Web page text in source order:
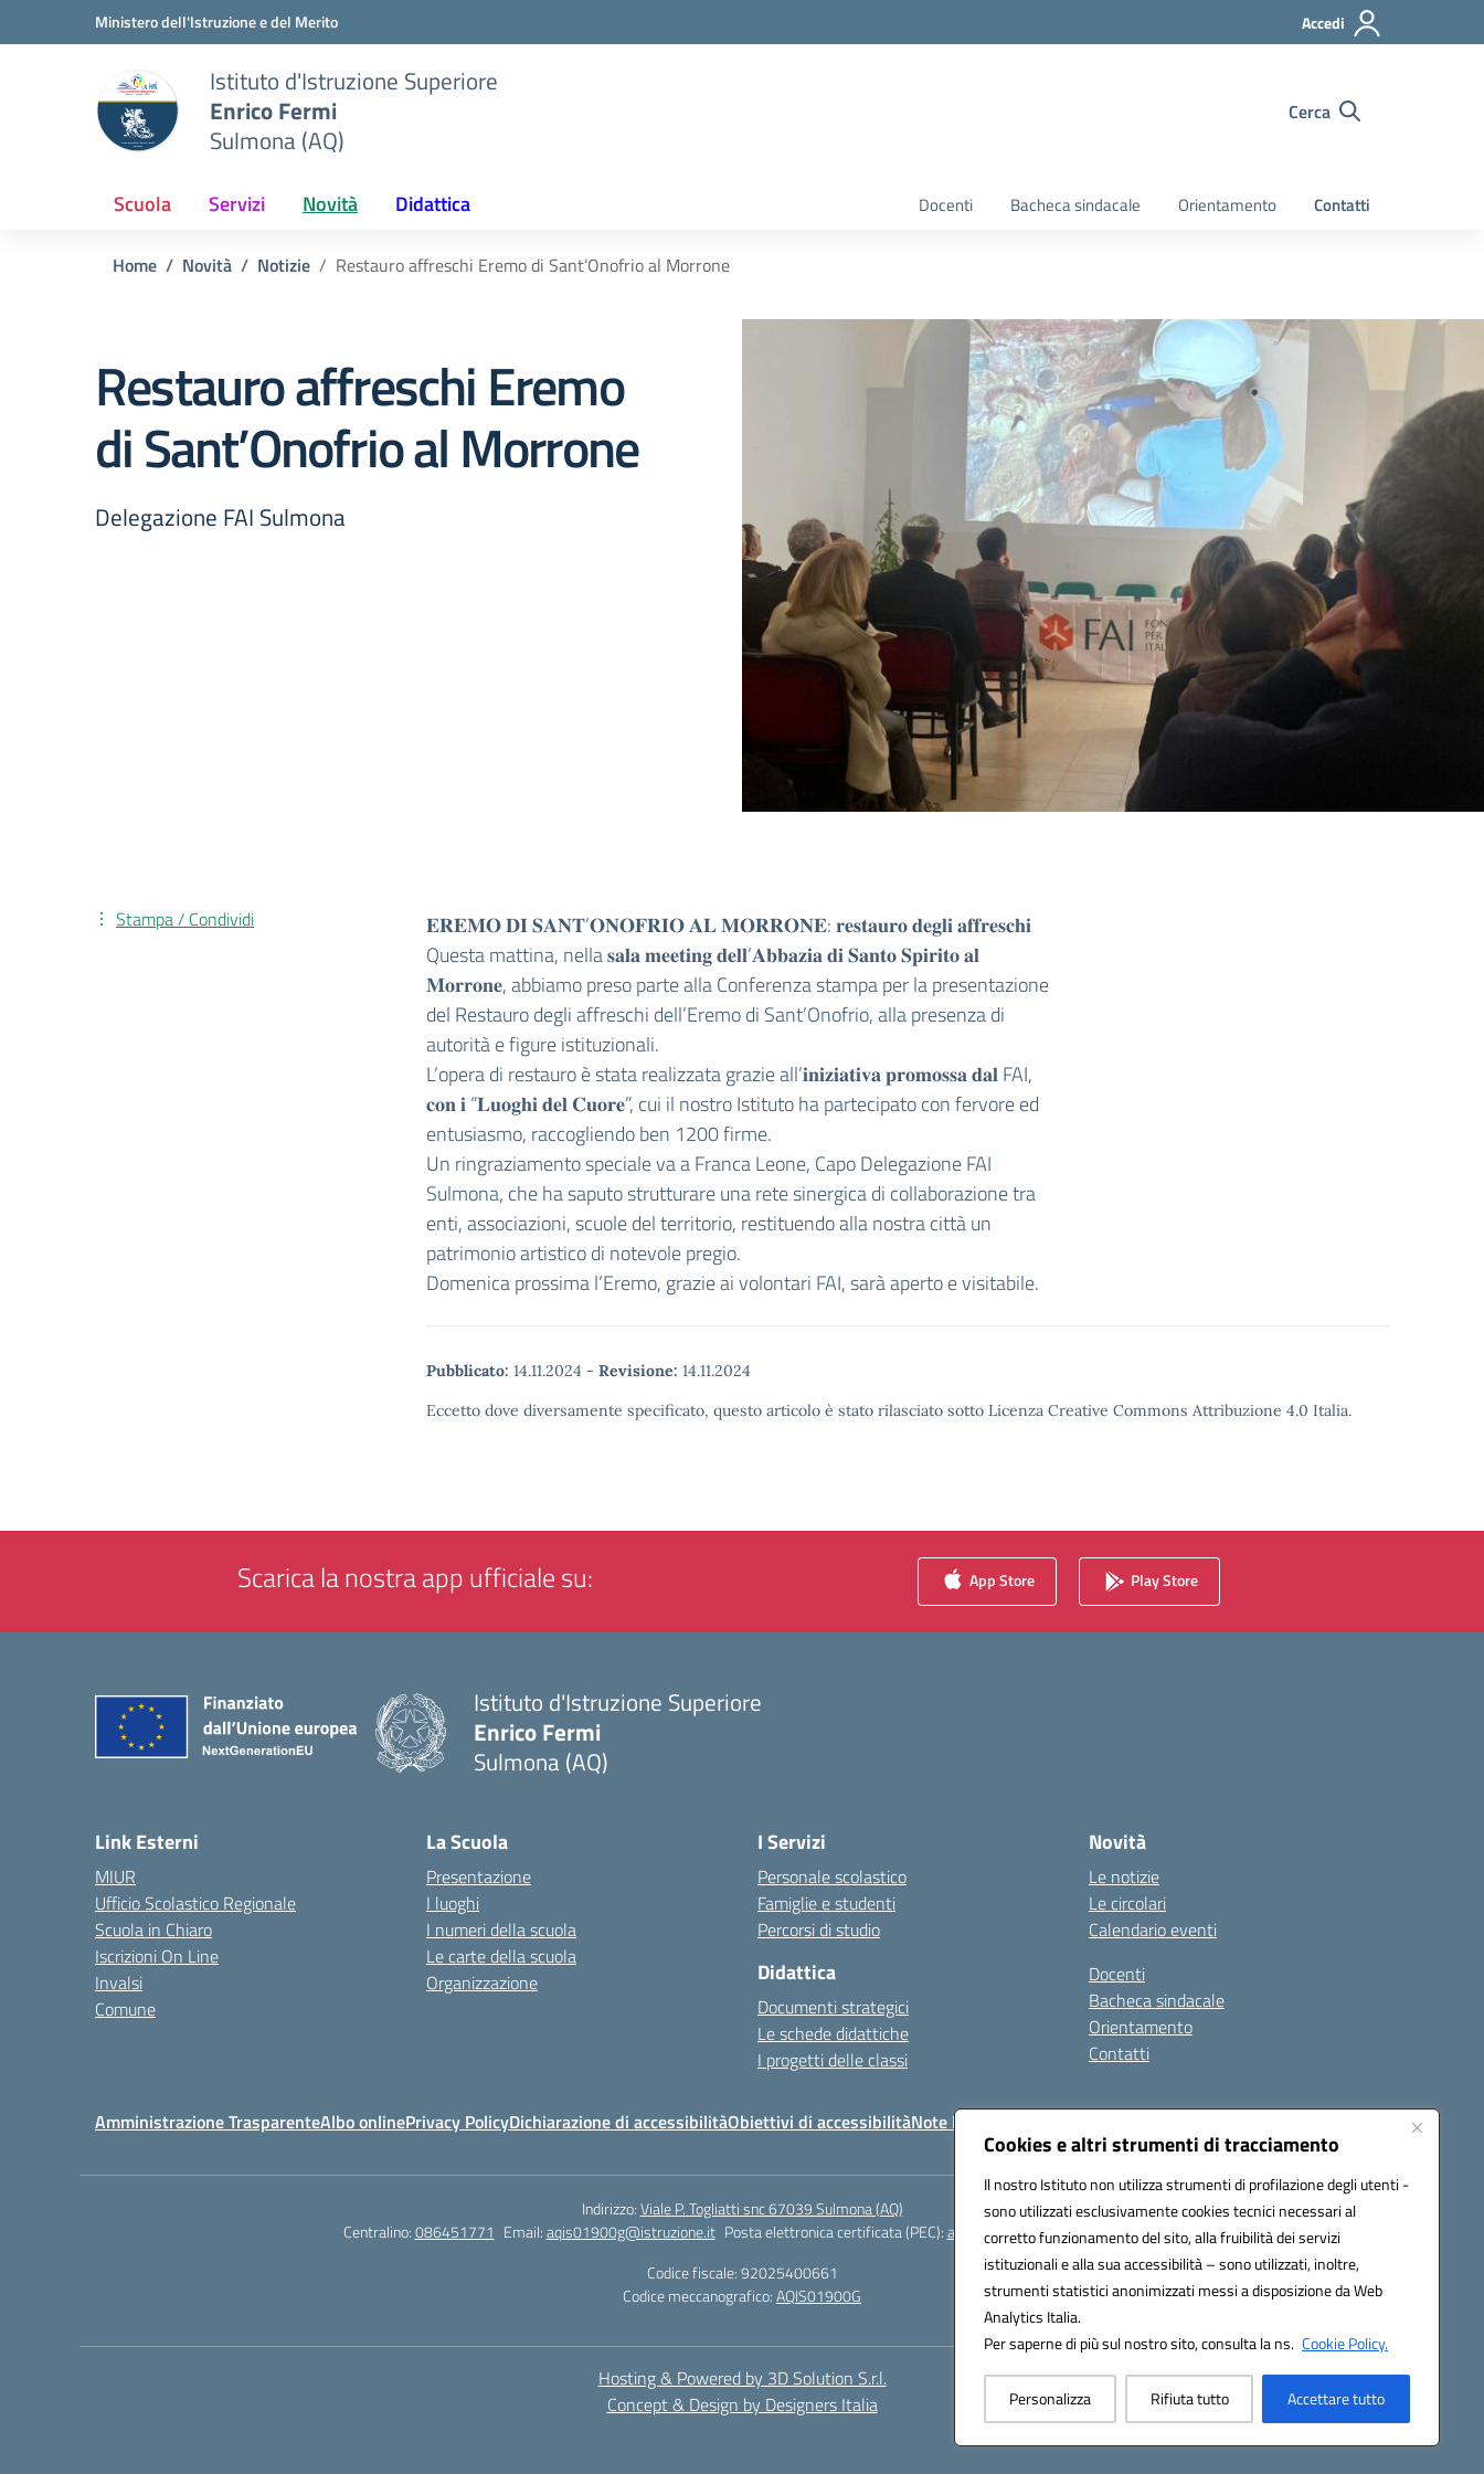
Cookies e altri strumenti di tracciamento
Il nostro Istituto non utilizza strumenti di profilazione degli utenti -
sono utilizzati esclusivamente cookies tecnici necessari al
corretto funzionamento del sito, alla fruibilità dei servizi
istituzionali e alla sua accessibilità – sono utilizzati, inoltre,
strumenti statistici anonimizzati messi a disposizione da Web
Analytics Italia.
Per saperne di più sul nostro sito, consulta la ns. Cookie Policy.
Personalizza Rifiuta tutto Accettare tutto
Vai ai contenuti
Vai al menu di navigazioneMinistero dell'Istruzione e del Merito Accedi
Istituto d'Istruzione Superiore
Enrico Fermi
Sulmona (AQ)
Cerca
Scuola Servizi Novità Didattica Docenti Bacheca sindacale Orientamento Contatti
Home Novità Notizie Restauro affreschi Eremo di Sant’Onofrio al Morrone
Restauro affreschi Eremo
di Sant’Onofrio al Morrone
Delegazione FAI Sulmona
𝐄𝐑𝐄𝐌𝐎 𝐃𝐈 𝐒𝐀𝐍𝐓’𝐎𝐍𝐎𝐅𝐑𝐈𝐎 𝐀𝐋 𝐌𝐎𝐑𝐑𝐎𝐍𝐄: 𝐫𝐞𝐬𝐭𝐚𝐮𝐫𝐨 𝐝𝐞𝐠𝐥𝐢 𝐚𝐟𝐟𝐫𝐞𝐬𝐜𝐡𝐢
Questa mattina, nella 𝐬𝐚𝐥𝐚 𝐦𝐞𝐞𝐭𝐢𝐧𝐠 𝐝𝐞𝐥𝐥’𝐀𝐛𝐛𝐚𝐳𝐢𝐚 𝐝𝐢 𝐒𝐚𝐧𝐭𝐨 𝐒𝐩𝐢𝐫𝐢𝐭𝐨 𝐚𝐥
𝐌𝐨𝐫𝐫𝐨𝐧𝐞, abbiamo preso parte alla Conferenza stampa per la presentazione
del Restauro degli affreschi dell’Eremo di Sant’Onofrio, alla presenza di
autorità e figure istituzionali.
L’opera di restauro è stata realizzata grazie all’𝐢𝐧𝐢𝐳𝐢𝐚𝐭𝐢𝐯𝐚 𝐩𝐫𝐨𝐦𝐨𝐬𝐬𝐚 𝐝𝐚𝐥 FAI,
𝐜𝐨𝐧 𝐢 “𝐋𝐮𝐨𝐠𝐡𝐢 𝐝𝐞𝐥 𝐂𝐮𝐨𝐫𝐞”, cui il nostro Istituto ha partecipato con fervore ed
entusiasmo, raccogliendo ben 1200 firme.
Un ringraziamento speciale va a Franca Leone, Capo Delegazione FAI
Sulmona, che ha saputo strutturare una rete sinergica di collaborazione tra
enti, associazioni, scuole del territorio, restituendo alla nostra città un
patrimonio artistico di notevole pregio.
Domenica prossima l’Eremo, grazie ai volontari FAI, sarà aperto e visitabile.
Pubblicato: 14.11.2024 - Revisione: 14.11.2024
Eccetto dove diversamente specificato, questo articolo è stato rilasciato sotto Licenza Creative Commons Attribuzione 4.0 Italia.
Stampa / Condividi
Scarica la nostra app ufficiale su: App Store Play Store
Istituto d'Istruzione Superiore
Enrico Fermi
Sulmona (AQ)
Link Esterni
MIUR
Ufficio Scolastico Regionale
Scuola in Chiaro
Iscrizioni On Line
Invalsi
Comune
La Scuola
Presentazione
I luoghi
I numeri della scuola
Le carte della scuola
Organizzazione
I Servizi
Personale scolastico
Famiglie e studenti
Percorsi di studio
Didattica
Documenti strategici
Le schede didattiche
I progetti delle classi
Novità
Le notizie
Le circolari
Calendario eventi
Docenti
Bacheca sindacale
Orientamento
Contatti
Amministrazione TrasparenteAlbo onlinePrivacy PolicyDichiarazione di accessibilitàObiettivi di accessibilitàNote legali
Indirizzo:Viale P. Togliatti snc 67039 Sulmona (AQ)
Centralino:086451771 Email:aqis01900g@istruzione.it Posta elettronica certificata (PEC):aqis01900g@pec.istruzione.it
Codice fiscale: 92025400661
Codice meccanografico:AQIS01900G
Hosting & Powered by 3D Solution S.r.l.
Concept & Design by Designers Italia